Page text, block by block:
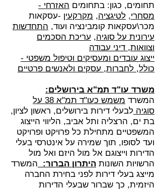
תחומים, כגון: בתחומים האזרחי -
מסחרי, לטיגציה, מקרקעין -עסקאות
מכר\עסקאות קומבינציה ועוד, התחדשות
עירונית על סוגיה, עריכת הסכמים
וצוואות, דיני עבודה
- ייצוג עובדים ומעסיקים וטיפול משפטי
כולל, לחברות, עסקים ולאנשים פרטיים
משרד עו"ד תמ"א בירושלים:
המשרד
משמש כעו"ד תמ"א 38 על
סוגיה לבעלי דירות בירושלים, ראשון לציון,
בת ים, הרצליה ותל אביב, הליווי הייצוג
המשפטיים מתחילת כל פרויקט ופרויקט
ועד לסופו, תוך שמירה על אינטרסי בעלי
הדירות וייצוגם אל מול היזם ואל מול
הרשויות השונות היתרון הברור: המשרד
מייצג בעלי דירות לפני בחירת החברה
היזמית, כך שברור שבעלי הדירות